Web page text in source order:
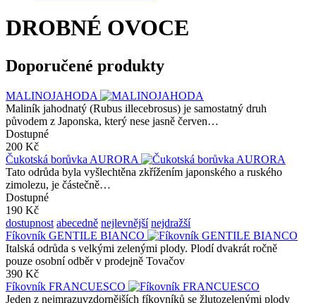
DROBNÉ OVOCE
Doporučené produkty
MALINOJAHODA
Maliník jahodnatý (Rubus illecebrosus) je samostatný druh
původem z Japonska, který nese jasně červen…
Dostupné
200 Kč
Čukotská borůvka AURORA
Tato odrůda byla vyšlechtěna zkřížením japonského a ruského
zimolezu, je částečně…
Dostupné
190 Kč
dostupnost abecedně nejlevnější nejdražší
Fíkovník GENTILE BIANCO
Italská odrůda s velkými zelenými plody. Plodí dvakrát ročně
pouze osobní odběr v prodejně Tovačov
390 Kč
Fíkovník FRANCUESCO
Jeden z nejmrazuvzdornějších fíkovníků se žlutozelenými plody